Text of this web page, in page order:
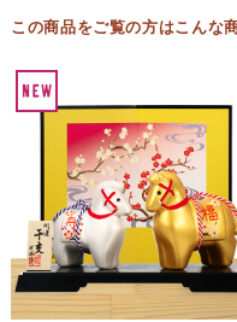
この商品をご覧の方はこんな